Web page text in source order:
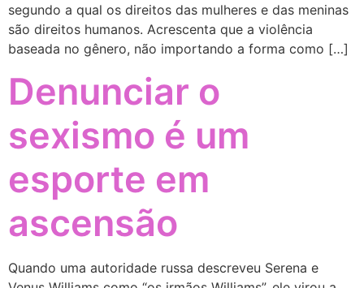
segundo a qual os direitos das mulheres e das meninas
são direitos humanos. Acrescenta que a violência
baseada no gênero, não importando a forma como […]
Denunciar o
sexismo é um
esporte em
ascensão
Quando uma autoridade russa descreveu Serena e